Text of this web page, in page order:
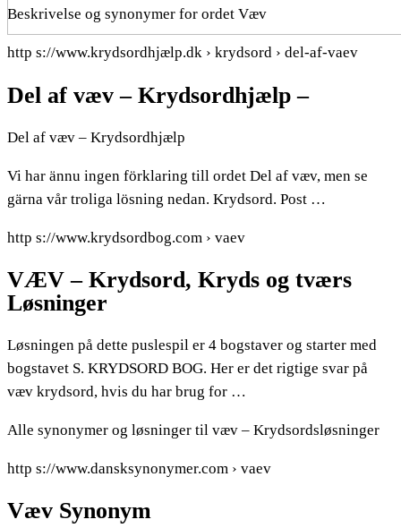
Beskrivelse og synonymer for ordet Væv
http s://www.krydsordhjælp.dk › krydsord › del-af-vaev
Del af væv – Krydsordhjælp –
Del af væv – Krydsordhjælp
Vi har ännu ingen förklaring till ordet Del af væv, men se
gärna vår troliga lösning nedan. Krydsord. Post …
http s://www.krydsordbog.com › vaev
VÆV – Krydsord, Kryds og tværs
Løsninger
Løsningen på dette puslespil er 4 bogstaver og starter med
bogstavet S. KRYDSORD BOG. Her er det rigtige svar på
væv krydsord, hvis du har brug for …
Alle synonymer og løsninger til væv – Krydsordsløsninger
http s://www.dansksynonymer.com › vaev
Væv Synonym